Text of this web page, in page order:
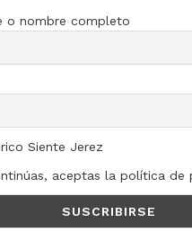
o nombre completo
Siente Jerez
aceptas la política de